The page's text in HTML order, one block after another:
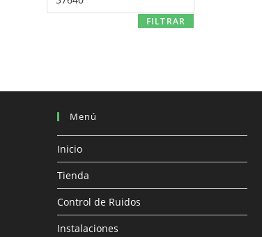
máximo
FILTRAR
Menú
Inicio
Tienda
Control de Ruidos
Instalaciones